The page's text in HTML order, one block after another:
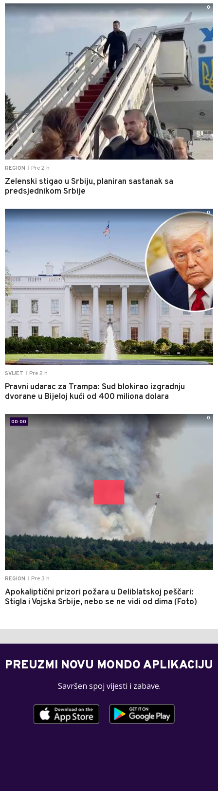
REGION Pre 2 h
Zelenski stigao u Srbiju, planiran sastanak sa
predsjednikom Srbije
0
SVIJET Pre 2 h
Pravni udarac za Trampa: Sud blokirao izgradnju
dvorane u Bijeloj kući od 400 miliona dolara
0
REGION Pre 3 h
Apokaliptični prizori požara u Deliblatskoj peščari:
Stigla i Vojska Srbije, nebo se ne vidi od dima (Foto)
00:00
0
PREUZMI NOVU MONDO APLIKACIJU
Savršen spoj vijesti i zabave.